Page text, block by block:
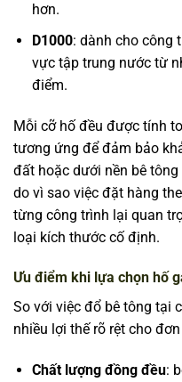
hơn.
D1000: dành cho công
vực tập trung nước từ
điểm.
Mỗi cỡ hố đều được tính
tương ứng để đảm bảo
đất hoặc dưới nền bê
do vì sao việc đặt hàng
từng công trình lại quan
loại kích thước cố định.
Ưu điểm khi lựa chọn hố
So với việc đổ bê tông tại
nhiều lợi thế rõ rệt cho
Chất lượng đồng đều: